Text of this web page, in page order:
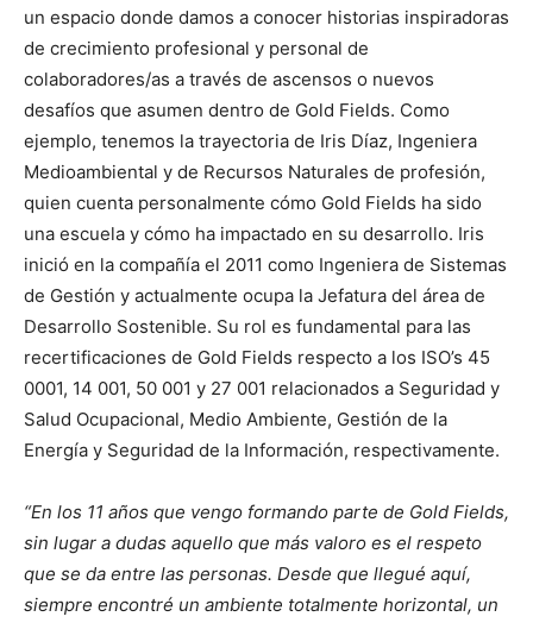
un espacio donde damos a conocer historias inspiradoras
de crecimiento profesional y personal de
colaboradores/as a través de ascensos o nuevos
desafíos que asumen dentro de Gold Fields. Como
ejemplo, tenemos la trayectoria de Iris Díaz, Ingeniera
Medioambiental y de Recursos Naturales de profesión,
quien cuenta personalmente cómo Gold Fields ha sido
una escuela y cómo ha impactado en su desarrollo. Iris
inició en la compañía el 2011 como Ingeniera de Sistemas
de Gestión y actualmente ocupa la Jefatura del área de
Desarrollo Sostenible. Su rol es fundamental para las
recertificaciones de Gold Fields respecto a los ISO’s 45
0001, 14 001, 50 001 y 27 001 relacionados a Seguridad y
Salud Ocupacional, Medio Ambiente, Gestión de la
Energía y Seguridad de la Información, respectivamente.
“En los 11 años que vengo formando parte de Gold Fields,
sin lugar a dudas aquello que más valoro es el respeto
que se da entre las personas. Desde que llegué aquí,
siempre encontré un ambiente totalmente horizontal, un